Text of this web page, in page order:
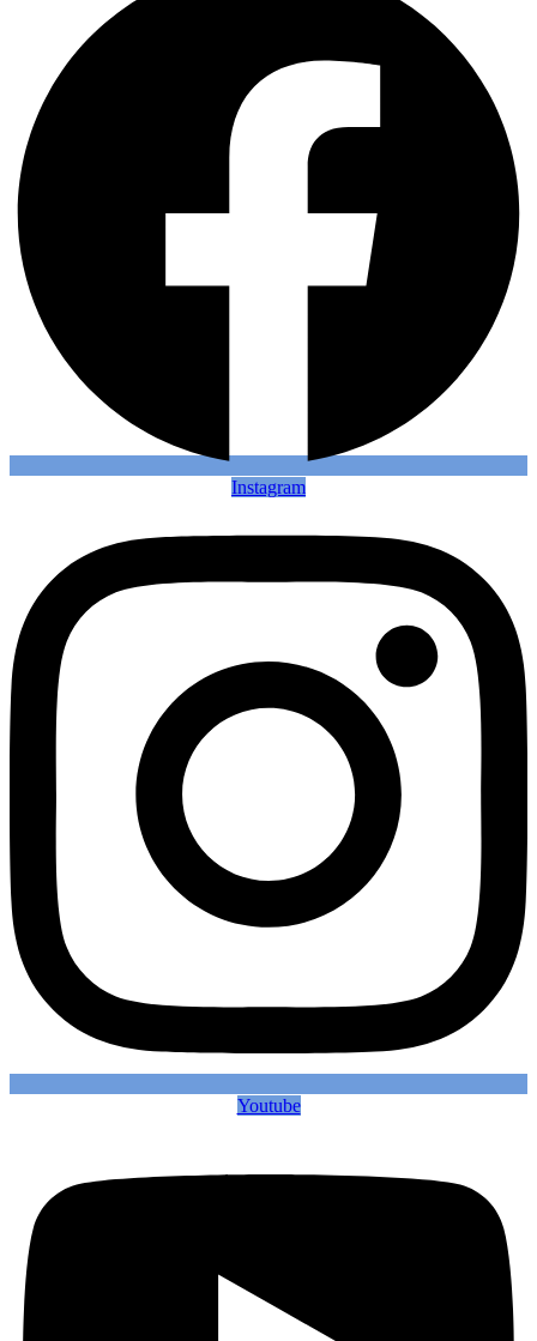
Instagram
Youtube